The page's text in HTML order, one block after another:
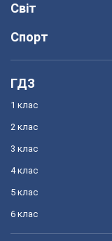
Світ
Спорт
ГДЗ
1 клас
2 клас
3 клас
4 клас
5 клас
6 клас